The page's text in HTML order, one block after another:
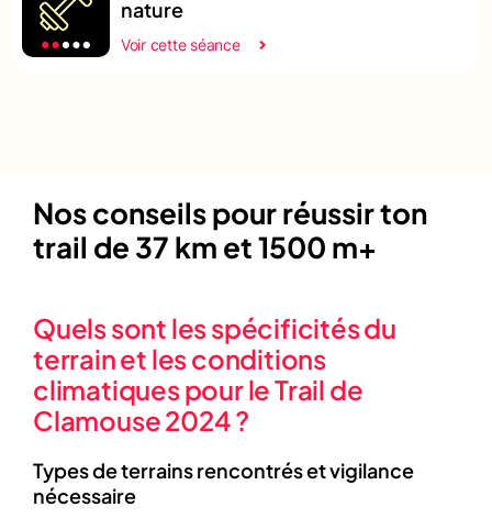
nature
Voir cette séance
Nos conseils pour réussir ton
trail de 37 km et 1500 m+
Quels sont les spécificités du
terrain et les conditions
climatiques pour le Trail de
Clamouse 2024 ?
Types de terrains rencontrés et vigilance
nécessaire